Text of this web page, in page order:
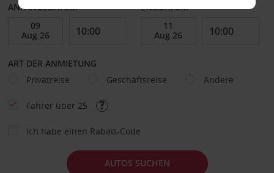
ANFANGSDATUM ENDDATUM
ART DER ANMIETUNG
Privatreise
Geschäftsreise Andere
Fahrer über 25
Ich habe einen Rabatt-Code
AUTOS SUCHEN